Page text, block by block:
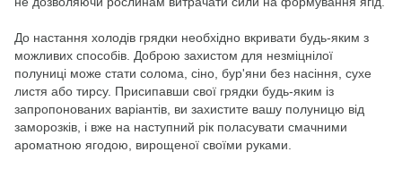
До настання холодів грядки необхідно вкривати будь-яким з
можливих способів. Доброю захистом для незміцнілої
полуниці може стати солома, сіно, бур'яни без насіння, сухе
листя або тирсу. Присипавши свої грядки будь-яким із
запропонованих варіантів, ви захистите вашу полуницю від
заморозків, і вже на наступний рік поласувати смачними
ароматною ягодою, вирощеної своїми руками.